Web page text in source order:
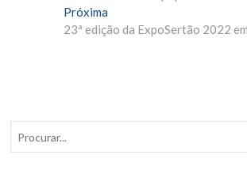
PróximaPróxima
Materia:
23ª edição da ExpoSertão 2022